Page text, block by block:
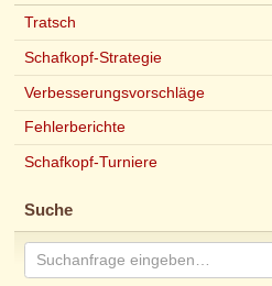
Tratsch
Schafkopf-Strategie
Verbesserungsvorschläge
Fehlerberichte
Schafkopf-Turniere
Suche